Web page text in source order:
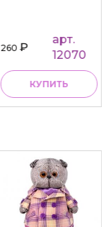
260₽
арт.
12070
КУПИТЬ